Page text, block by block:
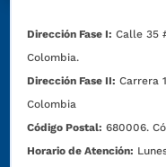
Dirección Fase I: Calle 35
Colombia.
Dirección Fase II: Carrera
Colombia
Código Postal: 680006.
Horario de Atención: